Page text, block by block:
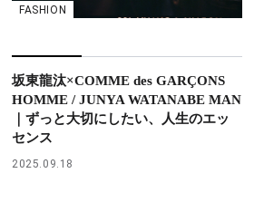
FASHION
坂東龍汰×COMME des GARÇONS
HOMME / JUNYA WATANABE MAN
｜ずっと大切にしたい、人生のエッ
センス
2025.09.18